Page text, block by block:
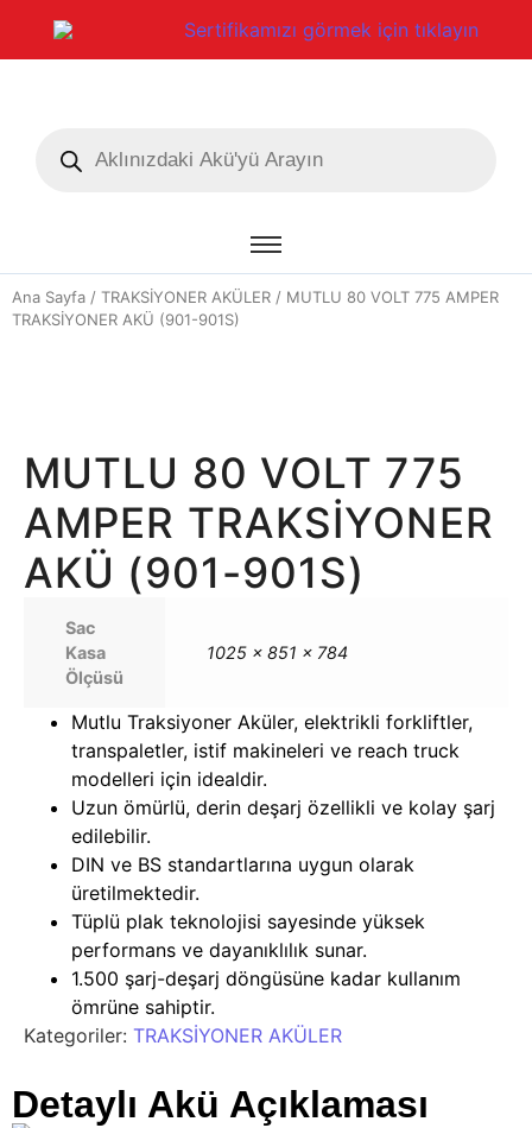
Sertifikamızı görmek için tıklayın
Ana Sayfa / TRAKSİYONER AKÜLER / MUTLU 80 VOLT 775 AMPER
TRAKSİYONER AKÜ (901-901S)
MUTLU 80 VOLT 775
AMPER TRAKSİYONER
AKÜ (901-901S)
Sac
Kasa
Ölçüsü
1025 x 851 x 784
Mutlu Traksiyoner Aküler, elektrikli forkliftler,
transpaletler, istif makineleri ve reach truck
modelleri için idealdir.
Uzun ömürlü, derin deşarj özellikli ve kolay şarj
edilebilir.
DIN ve BS standartlarına uygun olarak
üretilmektedir.
Tüplü plak teknolojisi sayesinde yüksek
performans ve dayanıklılık sunar.
1.500 şarj-deşarj döngüsüne kadar kullanım
ömrüne sahiptir.
Kategoriler: TRAKSİYONER AKÜLER
Detaylı Akü Açıklaması